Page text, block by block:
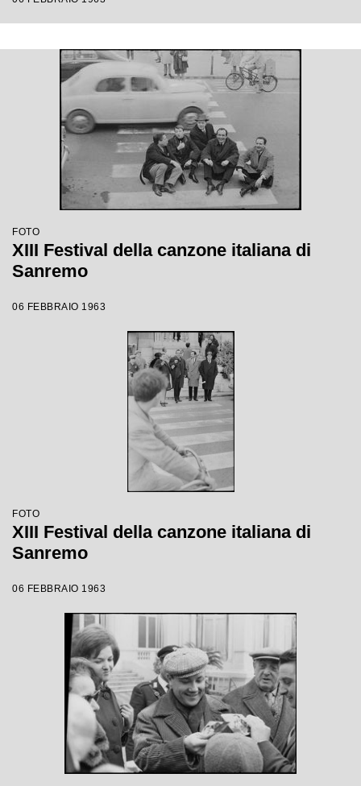
FOTO
XIII Festival della canzone italiana di
Sanremo
06 FEBBRAIO 1963
FOTO
XIII Festival della canzone italiana di
Sanremo
06 FEBBRAIO 1963